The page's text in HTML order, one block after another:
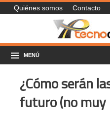
Quiénes somos Contacto
MENÚ
¿Cómo serán
futuro (no muy